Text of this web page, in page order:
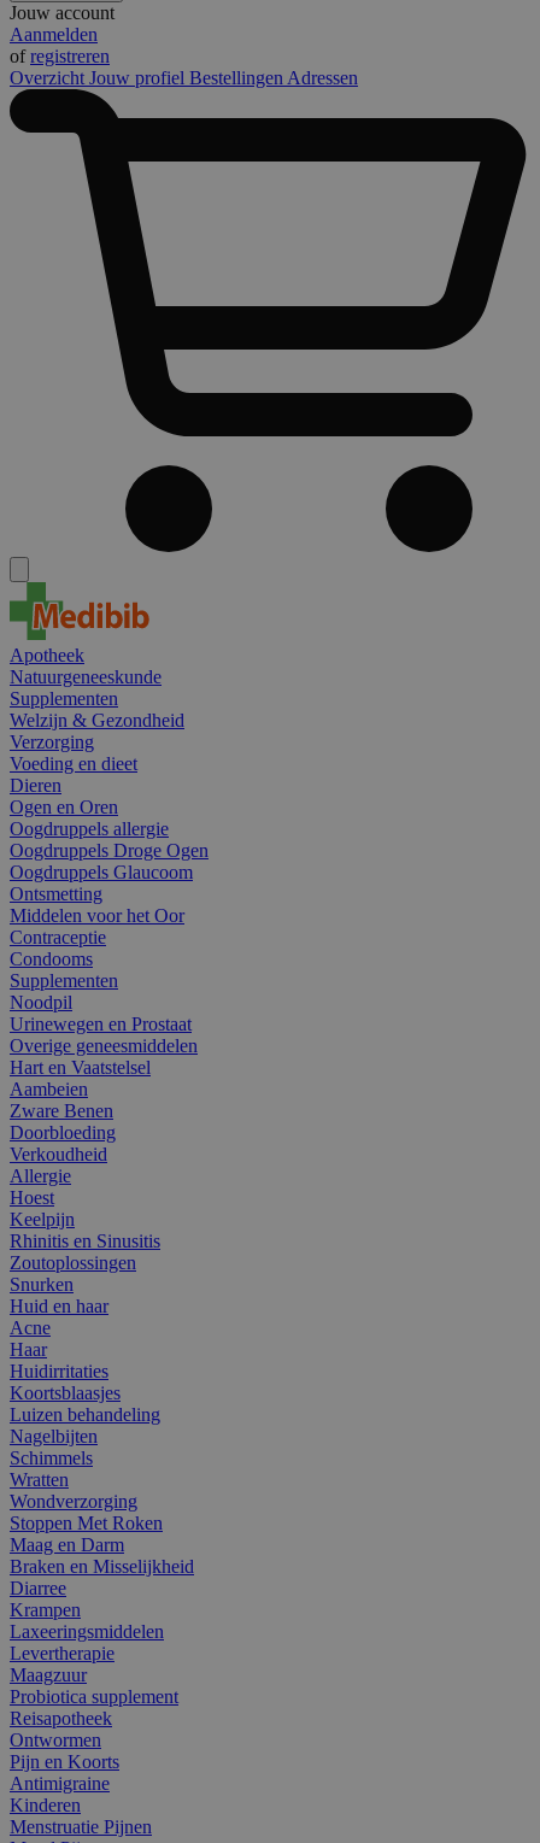
Jouw account
Aanmelden
ofregistreren
Overzicht Jouw profiel Bestellingen Adressen
Apotheek
Natuurgeneeskunde
Supplementen
Welzijn & Gezondheid
Verzorging
Voeding en dieet
Dieren
Ogen en Oren
Oogdruppels allergie
Oogdruppels Droge Ogen
Oogdruppels Glaucoom
Ontsmetting
Middelen voor het Oor
Contraceptie
Condooms
Supplementen
Noodpil
Urinewegen en Prostaat
Overige geneesmiddelen
Hart en Vaatstelsel
Aambeien
Zware Benen
Doorbloeding
Verkoudheid
Allergie
Hoest
Keelpijn
Rhinitis en Sinusitis
Zoutoplossingen
Snurken
Huid en haar
Acne
Haar
Huidirritaties
Koortsblaasjes
Luizen behandeling
Nagelbijten
Schimmels
Wratten
Wondverzorging
Stoppen Met Roken
Maag en Darm
Braken en Misselijkheid
Diarree
Krampen
Laxeeringsmiddelen
Levertherapie
Maagzuur
Probiotica supplement
Reisapotheek
Ontwormen
Pijn en Koorts
Antimigraine
Kinderen
Menstruatie Pijnen